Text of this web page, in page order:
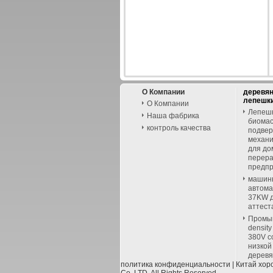
О Компании
О Компании
Наша фабрика
контроль качества
для
37KW
380V
политика конфиденциальности | Китай